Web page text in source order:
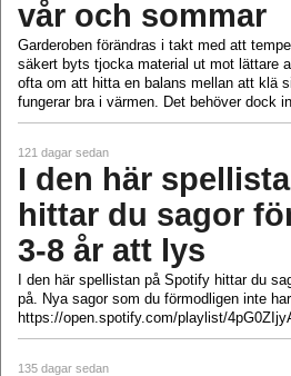
vår och sommar
Garderoben förändras i takt med att
säkert byts tjocka material ut mot lättare
ofta om att hitta en balans mellan att klä
fungerar bra i värmen. Det behöver dock
121 dagar sedan
I den här
hittar du sagor
3-8 år att lys
I den här spellistan på Spotify hittar du
på. Nya sagor som du förmodligen inte
https://open.spotify.com/playlist/
135 dagar sedan